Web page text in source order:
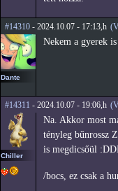
#14310 - 2024.10.07 - 17:13,h
Dante
Nekem a gyerek
#14311 - 2024.10.07 - 19:06,h
Chiller
Na. Akkor most
tényleg bűnrossz
is megdicsőül
/bocs, ez csak a